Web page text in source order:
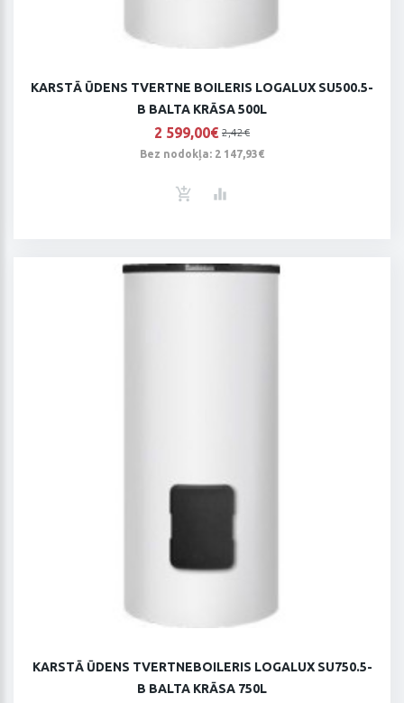
KARSTĀ ŪDENS TVERTNE BOILERIS LOGALUX SU500.5-
B BALTA KRĀSA 500L
2 599,00€ 2,42€
Bez nodokļa: 2 147,93€
KARSTĀ ŪDENS TVERTNEBOILERIS LOGALUX SU750.5-
B BALTA KRĀSA 750L